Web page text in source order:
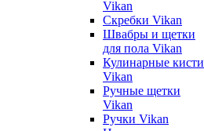
Vikan
Скребки Vikan
Швабры и щетки
для пола Vikan
Кулинарные кисти
Vikan
Ручные щетки
Vikan
Ручки Vikan